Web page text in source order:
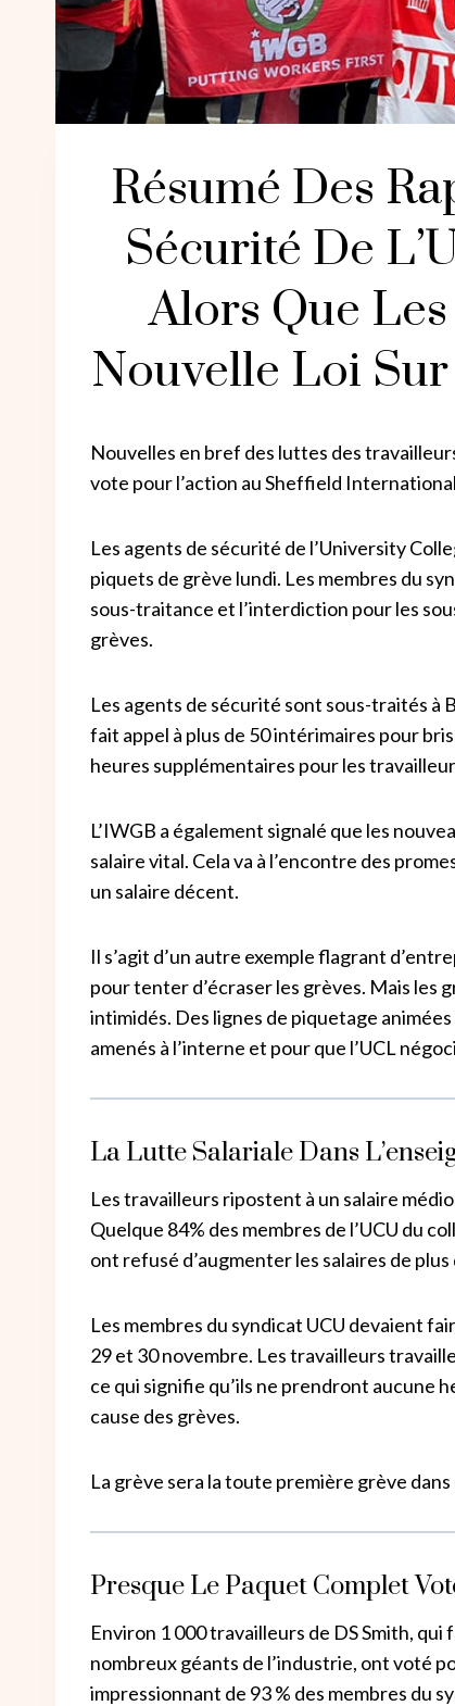
Résumé Des
Sécurité De
Alors Que
Nouvelle Loi
Nouvelles en bref des luttes des
vote pour l’action au Sheffield
Les agents de sécurité de l’University
piquets de grève lundi. Les membres du
sous-traitance et l’interdiction pour les
grèves.
Les agents de sécurité sont sous-traités à
fait appel à plus de 50 intérimaires pour
heures supplémentaires pour les
L’IWGB a également signalé que les
salaire vital. Cela va à l’encontre des
un salaire décent.
Il s’agit d’un autre exemple flagrant
pour tenter d’écraser les grèves. Mais les
intimidés. Des lignes de piquetage
amenés à l’interne et pour que l’UCL
La Lutte Salariale Dans
Les travailleurs ripostent à un salaire
Quelque 84% des membres de l’UCU du
ont refusé d’augmenter les salaires de
Les membres du syndicat UCU devaient
29 et 30 novembre. Les travailleurs
ce qui signifie qu’ils ne prendront aucune
cause des grèves.
La grève sera la toute première grève
Presque Le Paquet Complet
Environ 1 000 travailleurs de DS Smith,
nombreux géants de l’industrie, ont voté
impressionnant de 93 % des membres du